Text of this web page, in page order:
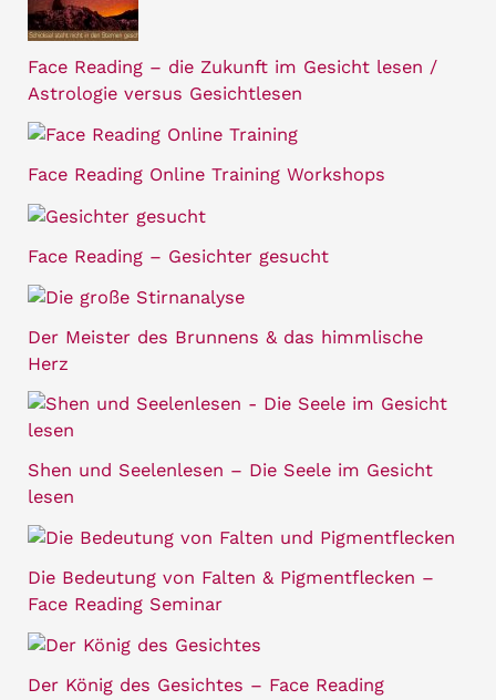
Face Reading – die Zukunft im Gesicht lesen /
Astrologie versus Gesichtlesen
Face Reading Online Training Workshops
Face Reading – Gesichter gesucht
Der Meister des Brunnens & das himmlische
Herz
Shen und Seelenlesen – Die Seele im Gesicht
lesen
Die Bedeutung von Falten & Pigmentflecken –
Face Reading Seminar
Der König des Gesichtes – Face Reading